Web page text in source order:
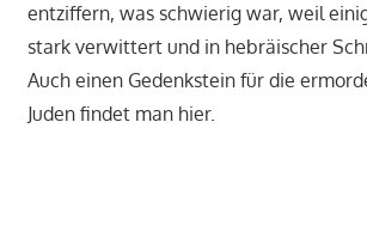
entziffern, was schwierig war, weil
stark verwittert und in hebräischer
Auch einen Gedenkstein für die
Juden findet man hier.